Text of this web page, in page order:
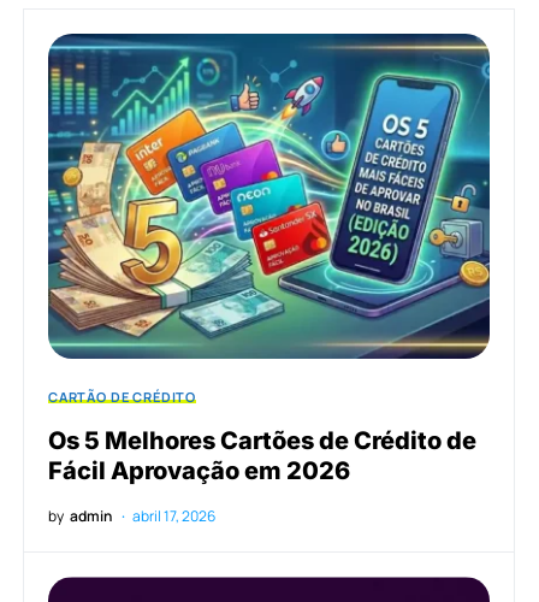
CARTÃO DE CRÉDITO
Os 5 Melhores Cartões de Crédito de
Fácil Aprovação em 2026
by admin abril 17, 2026